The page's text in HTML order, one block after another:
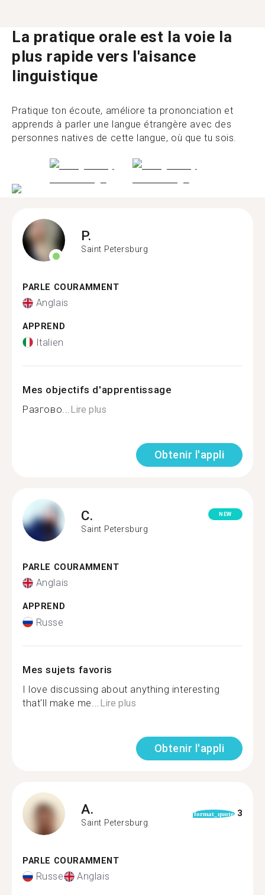
La pratique orale est la voie la
plus rapide vers l'aisance
linguistique
Pratique ton écoute, améliore ta prononciation et
apprends à parler une langue étrangère avec des
personnes natives de cette langue, où que tu sois.
P.
Saint Petersburg
PARLE COURAMMENT
Anglais
APPREND
Italien
Mes objectifs d'apprentissage
Разгово... Lire plus
Obtenir l'appli
C.
Saint Petersburg
NEW
PARLE COURAMMENT
Anglais
APPREND
Russe
Mes sujets favoris
I love discussing about anything interesting
that'll make me... Lire plus
Obtenir l'appli
A.
Saint Petersburg
format_quote 3
PARLE COURAMMENT
Russe Anglais